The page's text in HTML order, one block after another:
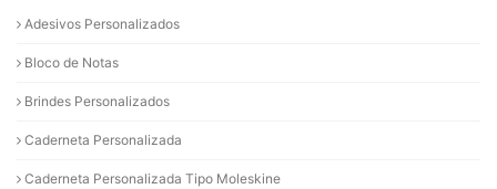
Adesivos Personalizados
Bloco de Notas
Brindes Personalizados
Caderneta Personalizada
Caderneta Personalizada Tipo Moleskine